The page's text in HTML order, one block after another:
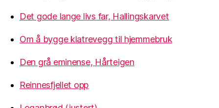
Det gode lange livs far, Hallingskarvet
Om å bygge klatrevegg til hjemmebruk
Den grå eminense, Hårteigen
Reinnesfjellet opp